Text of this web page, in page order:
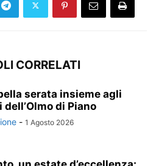
CORRELATI
serata insieme agli
dell’Olmo di Piano
- 1 Agosto 2026